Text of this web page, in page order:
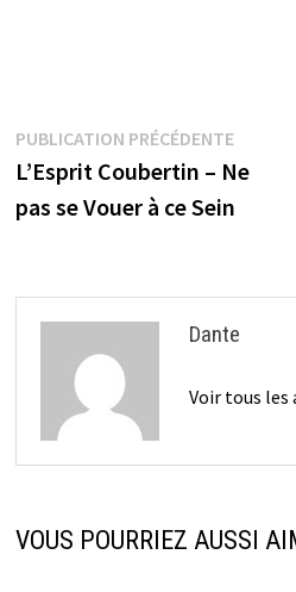
Navigation
de
l’article
PUBLICATION PRÉCÉDENTE
L’Esprit Coubertin – Ne
pas se Vouer à ce Sein
Dante
Voir tous
VOUS POURRIEZ AUSSI